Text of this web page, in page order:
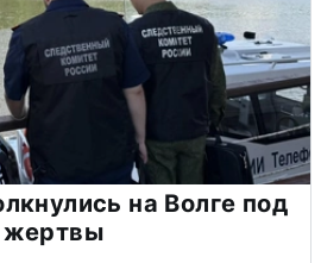
на Волге под
жертвы